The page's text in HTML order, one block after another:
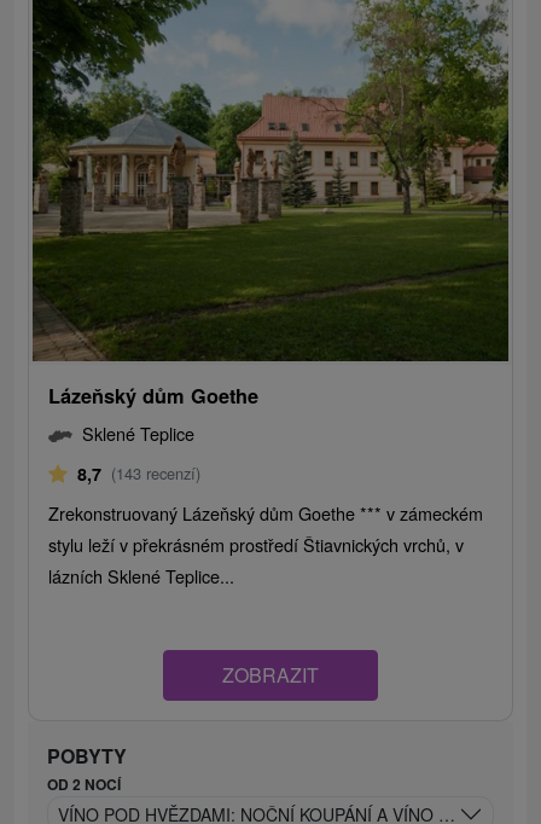
Lázeňský dům Goethe
Sklené Teplice
8,7 (143 recenzí)
Zrekonstruovaný Lázeňský dům Goethe *** v zámeckém
stylu leží v překrásném prostředí Štiavnických vrchů, v
lázních Sklené Teplice...
ZOBRAZIT
POBYTY
OD 2 NOCÍ
VÍNO POD HVĚZDAMI: NOČNÍ KOUPÁNÍ A VÍNO POD